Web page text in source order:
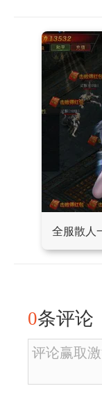
全服散人
0条评论
评论赢取